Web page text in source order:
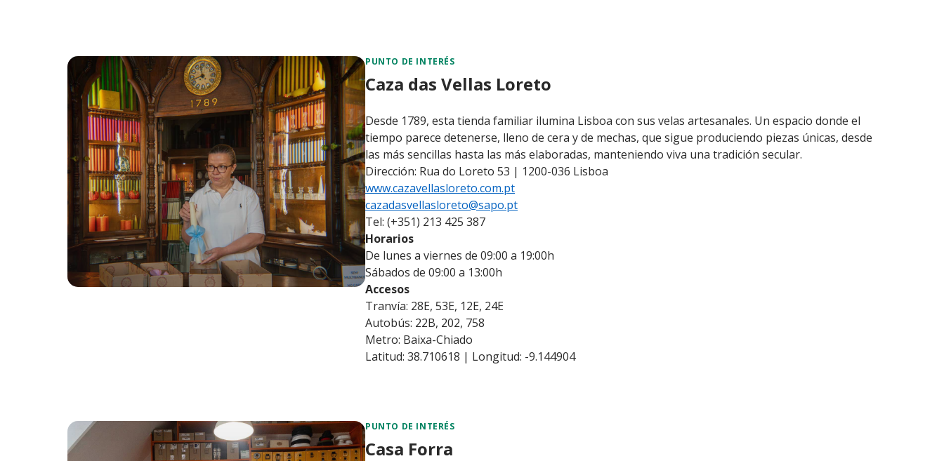
PUNTO DE INTERÉS
Caza das Vellas Loreto
Desde 1789, esta tienda familiar ilumina Lisboa con sus velas artesanales. Un espacio donde el
tiempo parece detenerse, lleno de cera y de mechas, que sigue produciendo piezas únicas, desde
las más sencillas hasta las más elaboradas, manteniendo viva una tradición secular.
Dirección: Rua do Loreto 53 | 1200-036 Lisboa
www.cazavellasloreto.com.pt
cazadasvellasloreto@sapo.pt
Tel: (+351) 213 425 387
Horarios
De lunes a viernes de 09:00 a 19:00h
Sábados de 09:00 a 13:00h
Accesos
Tranvía: 28E, 53E, 12E, 24E
Autobús: 22B, 202, 758
Metro: Baixa-Chiado
Latitud: 38.710618 | Longitud: -9.144904
PUNTO DE INTERÉS
Casa Forra